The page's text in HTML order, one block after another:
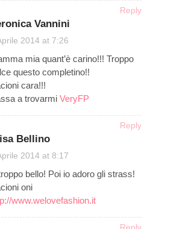
Reply
Vannini
2014 at 7:26
mia quant’è carino!!! Troppo
questo completino!!
cara!!!
a trovarmi VeryFP
Reply
Bellino
2014 at 8:17
bello! Poi io adoro gli strass!
oni
www.welovefashion.it